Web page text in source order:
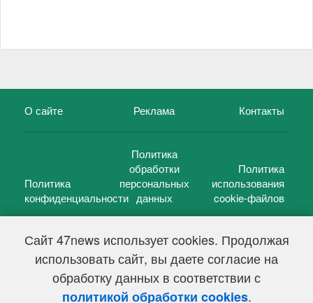
Сайт 47news использует cookies. Продолжая
использовать сайт, вы даете согласие на
обработку данных в соответствии с
политикой обработки cookies.
О сайте Реклама Контакты
Политика
конфиденциальности
Политика
обработки
персональных
данных
Политика
использования
cookie-файлов
47 новостей (47 news)2005 — 2026 г.
Свидетельство о регистрации СМИ Эл № ФС 77-39848, выдано
Федеральной службой по надзору в сфере связи,